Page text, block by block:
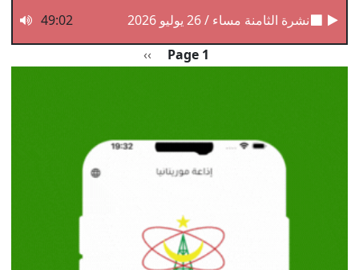
نشرة الثامنة مساء / 26 يوليو 2026
49:02
Page 1 الصفحة التالية
››